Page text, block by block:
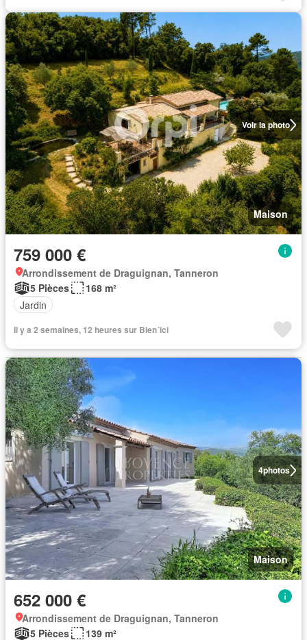
Voir la photo
Maison
759 000 €
Arrondissement de Draguignan, Tanneron
5 Pièces
168 m²
Jardin
Il y a 2 semaines, 12 heures sur Bien´ici
4photos
Maison
652 000 €
Arrondissement de Draguignan, Tanneron
5 Pièces
139 m²